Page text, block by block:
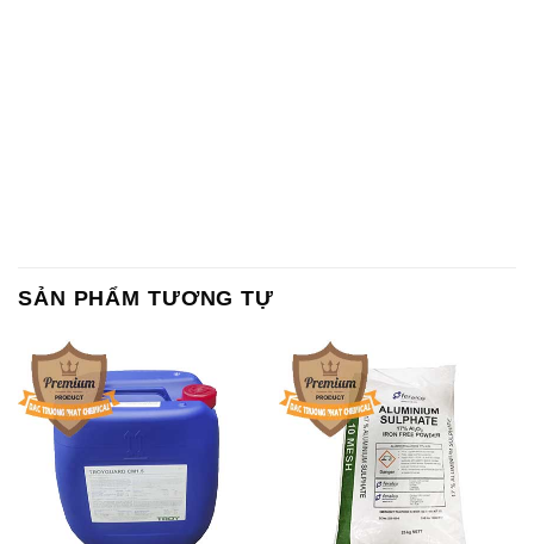
SẢN PHẨM TƯƠNG TỰ